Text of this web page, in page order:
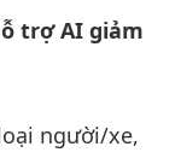
trợ AI giảm
người/xe,